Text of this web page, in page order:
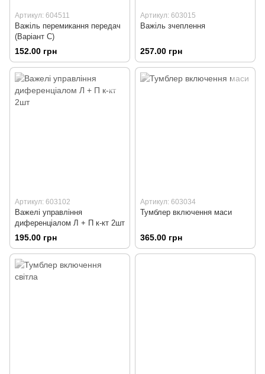
Артикул: 604511
Важіль перемикання передач
(Варіант С)
152.00 грн
Артикул: 603015
Важіль зчеплення
257.00 грн
Артикул: 603102
Важелі управління
диференціалом Л + П к-кт 2шт
195.00 грн
Артикул: 603034
Тумблер включення маси
365.00 грн